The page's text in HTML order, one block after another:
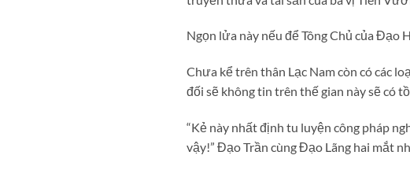
Ngọn lửa này nếu để Tông Chủ của Đạo
Chưa kể trên thân Lạc Nam còn có các
đối sẽ không tin trên thế gian này sẽ có
“Kẻ này nhất định tu luyện công pháp
vậy!” Đạo Trần cùng Đạo Lãng hai mắt